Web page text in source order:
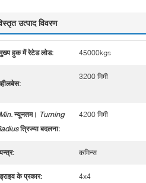
उत्पाद विवरण
हुक में रेटेड लोड: 45000kgs
3200 मिमी
न्यूनतम। Turning
त्रिज्या बदलना:
4200 मिमी
कमिन्स
के प्रकार: 4x4